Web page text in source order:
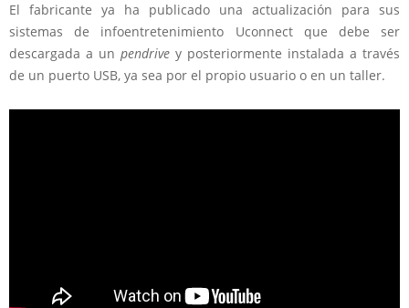
El fabricante ya ha publicado una actualización para sus
sistemas de infoentretenimiento Uconnect que debe ser
descargada a un pendrive y posteriormente instalada a través
de un puerto USB, ya sea por el propio usuario o en un taller.